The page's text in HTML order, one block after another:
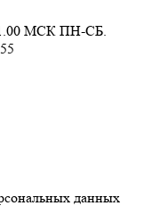
МСК ПН-СБ.
данных